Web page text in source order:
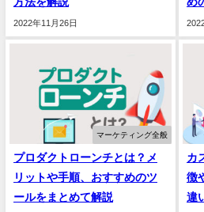
2022年11月26日
マーケティング全般
プロダクトローンチとは？メ
リットや手順、おすすめのツ
ールをまとめて解説
カ
徴
違